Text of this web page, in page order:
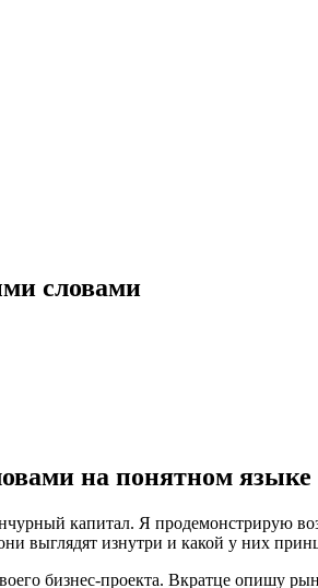
словами
на понятном языке
капитал. Я продемонстрирую
выглядят изнутри и какой у них
бизнес-проекта. Вкратце опишу